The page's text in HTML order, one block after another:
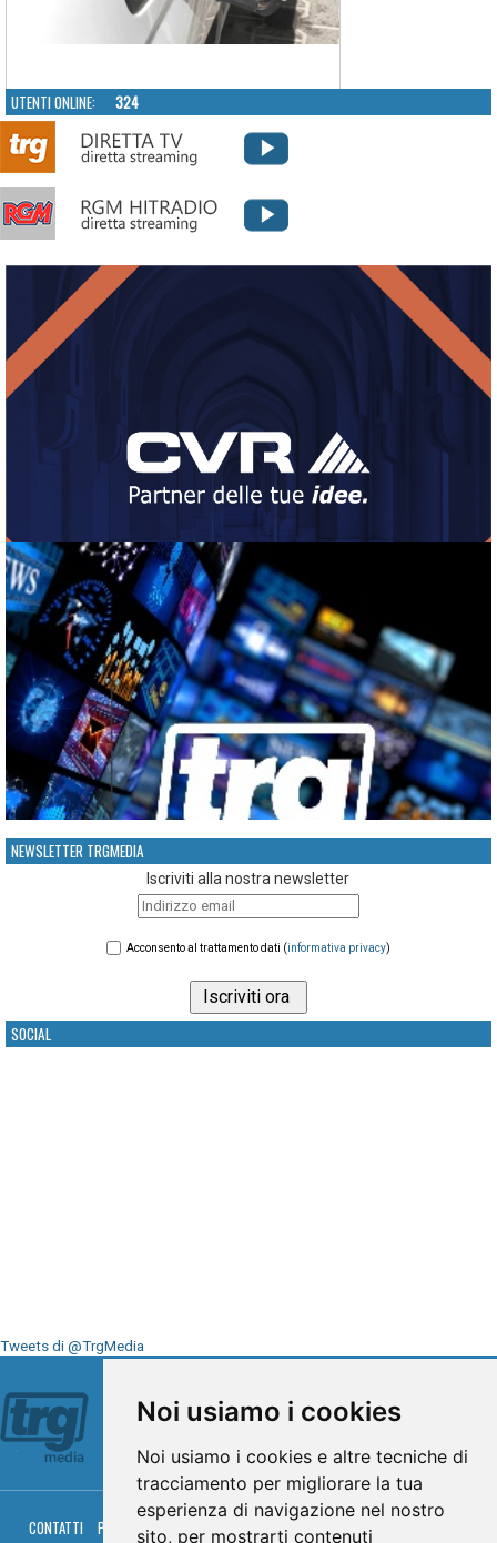
Noi usiamo i cookies
Noi usiamo i cookies e altre tecniche di
tracciamento per migliorare la tua
esperienza di navigazione nel nostro
sito, per mostrarti contenuti
UTENTI ONLINE: 324
NEWSLETTER TRGMEDIA
Iscriviti alla nostra newsletter
Acconsento al trattamento dati (informativa privacy)
SOCIAL
Tweets di @TrgMedia
CONTATTI PRIVACY PALINSESTO DIRETTA TV